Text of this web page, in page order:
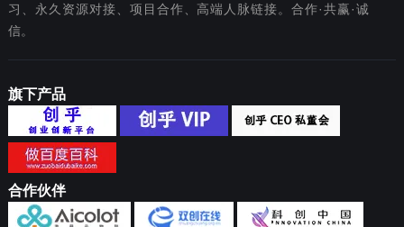
习、永久资源对接、项目合作、高端人脉链接。合作·共赢·诚
信。
旗下产品
合作伙伴